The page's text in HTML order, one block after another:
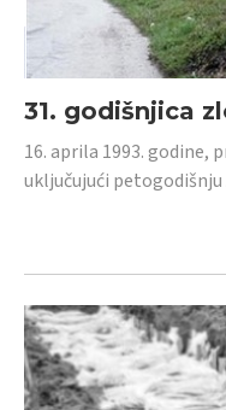
31. godišnjica
16. aprila 1993. godine,
uključujući petogodišnju